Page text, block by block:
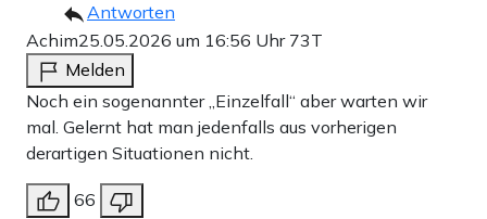
Antworten
Achim25.05.2026 um 16:56 Uhr 73T
Melden
Noch ein sogenannter „Einzelfall“ aber warten wir
mal. Gelernt hat man jedenfalls aus vorherigen
derartigen Situationen nicht.
66